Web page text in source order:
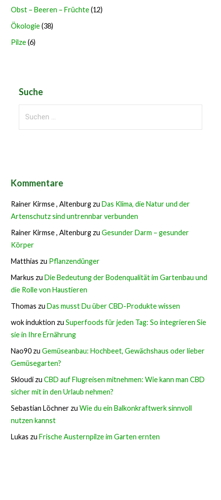
Obst – Beeren – Früchte(12)
Ökologie(38)
Pilze(6)
Suche
Kommentare
Rainer Kirmse , Altenburg zuDas Klima, die Natur und der
Artenschutz sind untrennbar verbunden
Rainer Kirmse , Altenburg zuGesunder Darm – gesunder
Körper
Matthias zu Pflanzendünger
Markus zuDie Bedeutung der Bodenqualität im Gartenbau und
die Rolle von Haustieren
Thomas zuDas musst Du über CBD-Produkte wissen
wok induktion zuSuperfoods für jeden Tag: So integrieren Sie
sie in Ihre Ernährung
Nao90 zuGemüseanbau: Hochbeet, Gewächshaus oder lieber
Gemüsegarten?
Skloudi zuCBD auf Flugreisen mitnehmen: Wie kann man CBD
sicher mit in den Urlaub nehmen?
Sebastian Löchner zuWie du ein Balkonkraftwerk sinnvoll
nutzen kannst
Lukas zuFrische Austernpilze im Garten ernten